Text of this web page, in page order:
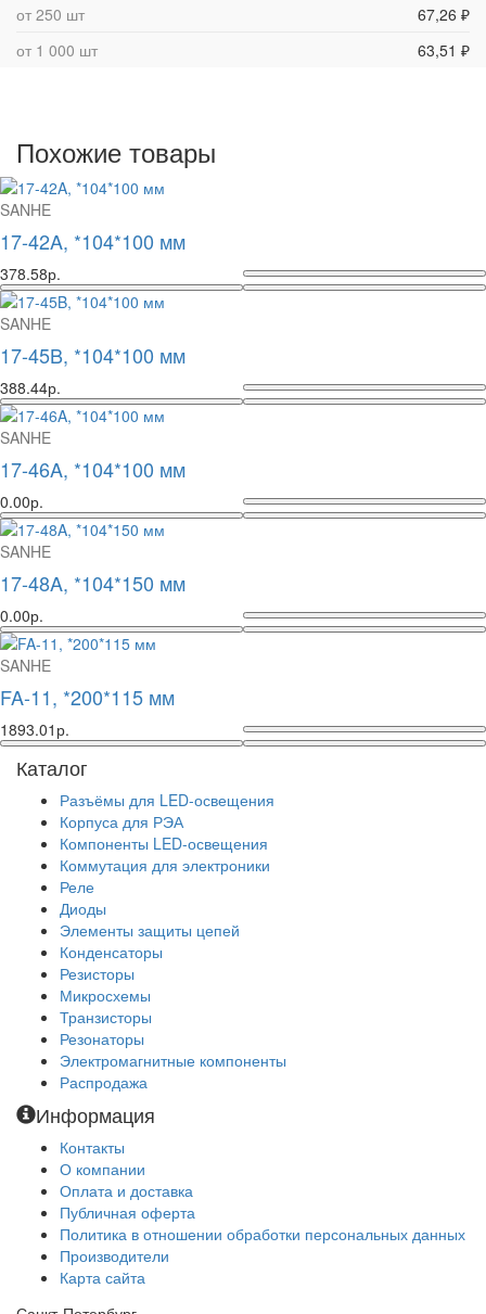
от 250 шт
67,26 ₽
от 1 000 шт
63,51 ₽
Похожие товары
SANHE
17-42A, *104*100 мм
378.58р.
SANHE
17-45B, *104*100 мм
388.44р.
SANHE
17-46A, *104*100 мм
0.00р.
SANHE
17-48A, *104*150 мм
0.00р.
SANHE
FA-11, *200*115 мм
1893.01р.
Каталог
Разъёмы для LED-освещения
Корпуса для РЭА
Компоненты LED-освещения
Коммутация для электроники
Реле
Диоды
Элементы защиты цепей
Конденсаторы
Резисторы
Микросхемы
Транзисторы
Резонаторы
Электромагнитные компоненты
Распродажа
Информация
Контакты
О компании
Оплата и доставка
Публичная оферта
Политика в отношении обработки персональных данных
Производители
Карта сайта